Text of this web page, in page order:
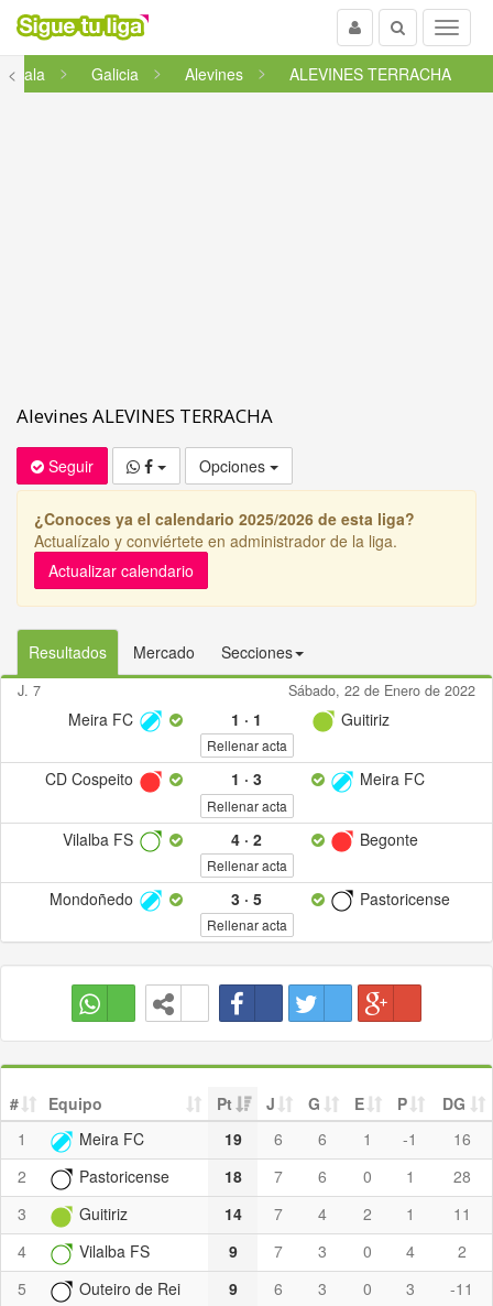
Menu
Buscar
Usuario
<Sala Galicia Alevines ALEVINES TERRACHA
Alevines ALEVINES TERRACHA
Seguir Opciones
¿Conoces ya el calendario 2025/2026 de esta liga?
Actualízalo y conviértete en administrador de la liga.
Actualizar calendario
Resultados Mercado Secciones
J. 7 Sábado, 22 de Enero de 2022
Meira FC 1 · 1 Guitiriz
Rellenar acta
CD Cospeito 1 · 3 Meira FC
Rellenar acta
Vilalba FS 4· 2 Begonte
Rellenar acta
Mondoñedo 3· 5 Pastoricense
Rellenar acta
# Equipo Pt J G E P
DG
1
Meira FC 19 6 6 1 -1
16
2
Pastoricense 18 7 6 0 1
28
3
Guitiriz 14 7 4 2 1
11
4
Vilalba FS 9 7 3 0 4
2
5
Outeiro de Rei 9 6 3 0 3
-11